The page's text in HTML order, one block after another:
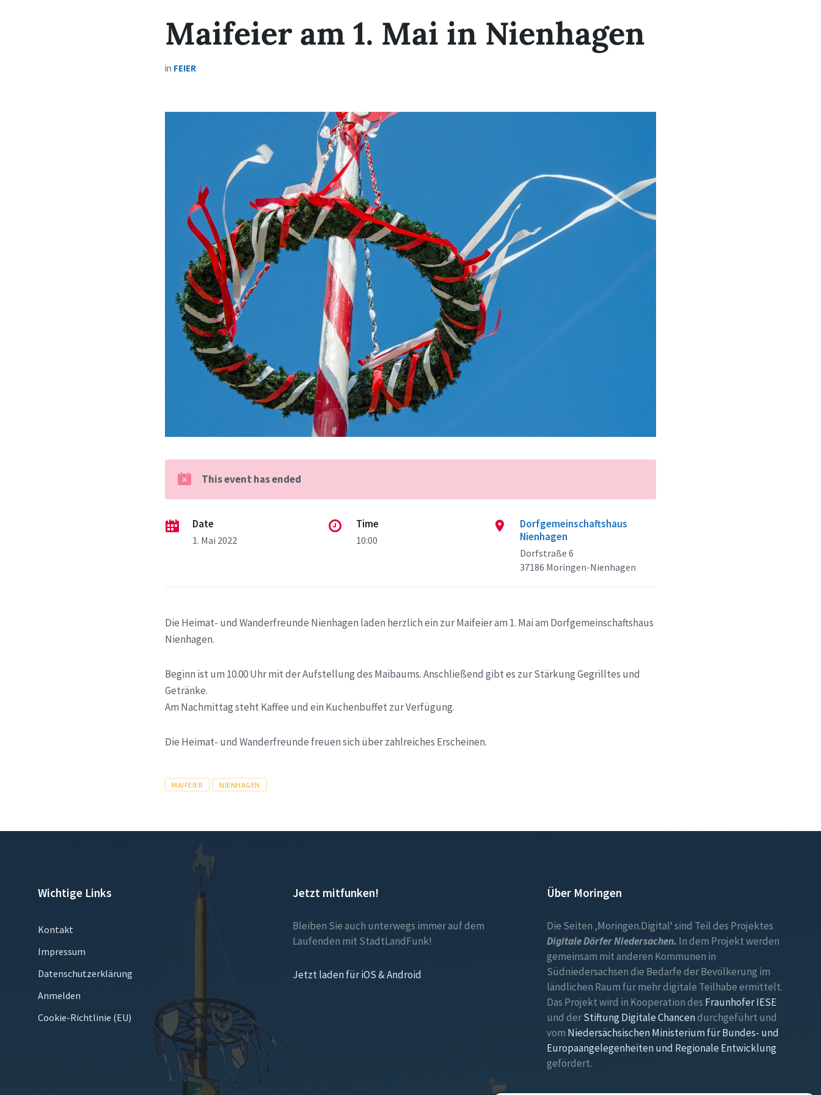
Maifeier am 1. Mai in Nienhagen
in FEIER
This event has ended
Date
1. Mai 2022
Time
10:00
Dorfgemeinschaftshaus
Nienhagen
Dorfstraße 6
37186 Moringen-Nienhagen
Die Heimat- und Wanderfreunde Nienhagen laden herzlich ein zur Maifeier am 1. Mai am Dorfgemeinschaftshaus
Nienhagen.
Beginn ist um 10.00 Uhr mit der Aufstellung des Maibaums. Anschließend gibt es zur Stärkung Gegrilltes und
Getränke.
Am Nachmittag steht Kaffee und ein Kuchenbuffet zur Verfügung.
Die Heimat- und Wanderfreunde freuen sich über zahlreiches Erscheinen.
Tags
MAIFEIER NIENHAGEN
Wichtige Links
Kontakt
Impressum
Datenschutzerklärung
Anmelden
Cookie-Richtlinie (EU)
Jetzt mitfunken!
Bleiben Sie auch unterwegs immer auf dem
Laufenden mit StadtLandFunk!
Jetzt laden für iOS & Android
Über Moringen
Die Seiten ‚Moringen.Digital‘ sind Teil des Projektes
Digitale Dörfer Niedersachen. In dem Projekt werden
gemeinsam mit anderen Kommunen in
Südniedersachsen die Bedarfe der Bevölkerung im
ländlichen Raum für mehr digitale Teilhabe ermittelt.
Das Projekt wird in Kooperation des Fraunhofer IESE
und derStiftung Digitale Chancendurchgeführt und
vom Niedersächsischen Ministerium für Bundes- und
Europaangelegenheiten und Regionale Entwicklung
gefördert.